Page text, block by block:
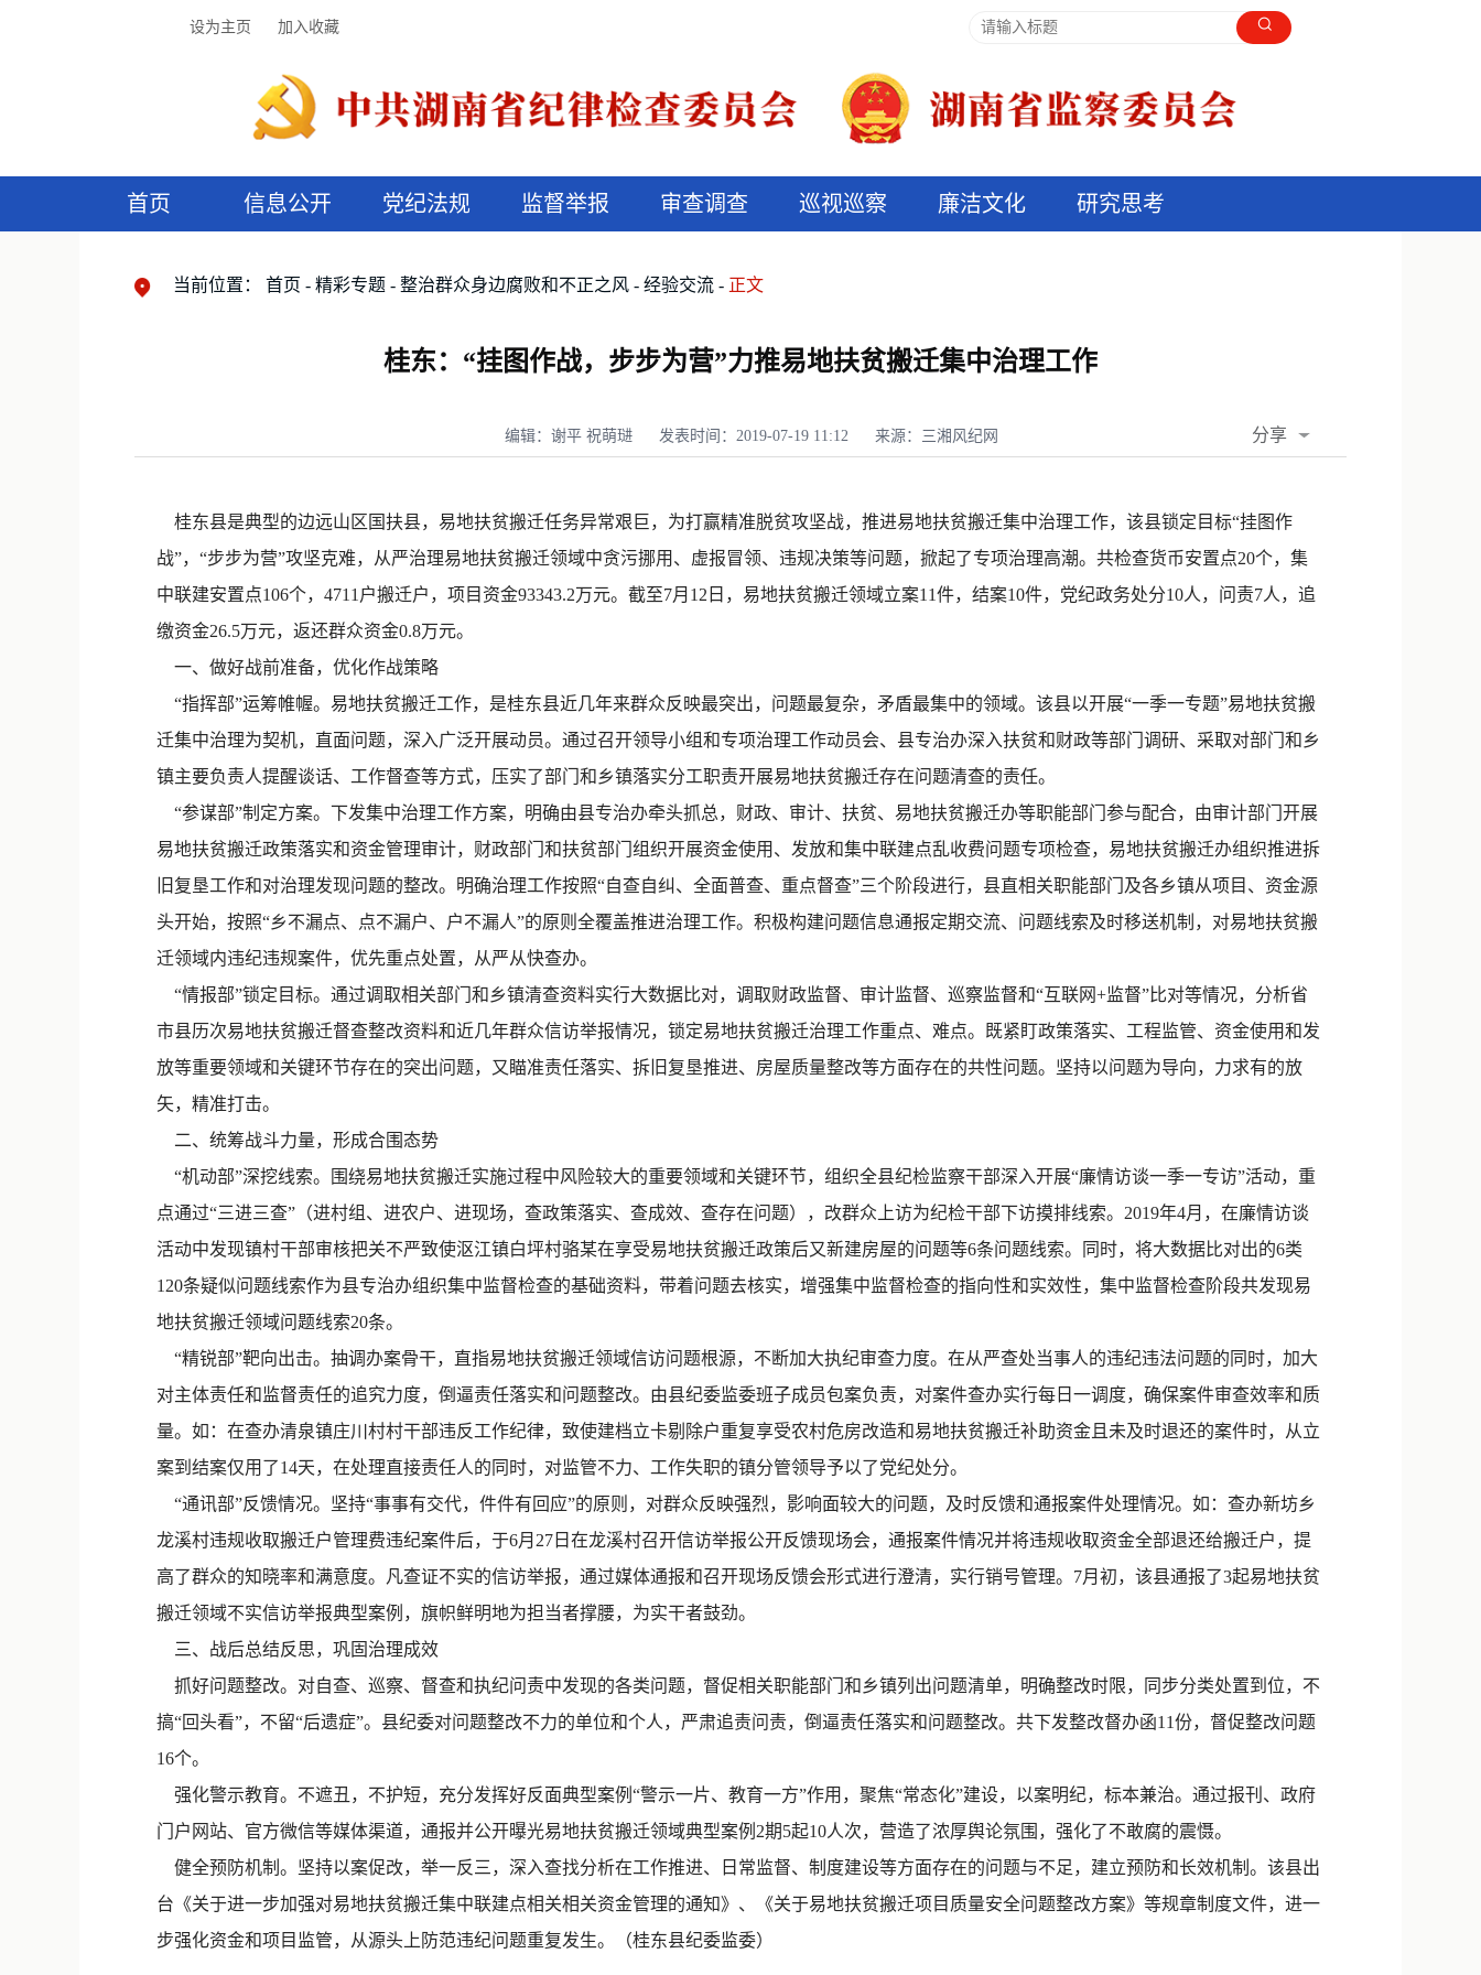
设为主页 加入收藏
首页 信息公开 党纪法规 监督举报 审查调查 巡视巡察 廉洁文化 研究思考
当前位置： 首页 精彩专题 整治群众身边腐败和不正之风 经验交流 正文
桂东：“挂图作战，步步为营”力推易地扶贫搬迁集中治理工作
编辑：谢平 祝萌琎 发表时间：2019-07-19 11:12 来源：三湘风纪网 分享
新浪微博
QQ
微信
桂东县是典型的边远山区国扶县，易地扶贫搬迁任务异常艰巨，为打赢精准脱贫攻坚战，推进易地扶贫搬迁集中治理工作，该县锁定目标“挂图作
战”，“步步为营”攻坚克难，从严治理易地扶贫搬迁领域中贪污挪用、虚报冒领、违规决策等问题，掀起了专项治理高潮。共检查货币安置点20个，集
中联建安置点106个，4711户搬迁户，项目资金93343.2万元。截至7月12日，易地扶贫搬迁领域立案11件，结案10件，党纪政务处分10人，问责7人，追
缴资金26.5万元，返还群众资金0.8万元。
一、做好战前准备，优化作战策略
“指挥部”运筹帷幄。易地扶贫搬迁工作，是桂东县近几年来群众反映最突出，问题最复杂，矛盾最集中的领域。该县以开展“一季一专题”易地扶贫搬
迁集中治理为契机，直面问题，深入广泛开展动员。通过召开领导小组和专项治理工作动员会、县专治办深入扶贫和财政等部门调研、采取对部门和乡
镇主要负责人提醒谈话、工作督查等方式，压实了部门和乡镇落实分工职责开展易地扶贫搬迁存在问题清查的责任。
“参谋部”制定方案。下发集中治理工作方案，明确由县专治办牵头抓总，财政、审计、扶贫、易地扶贫搬迁办等职能部门参与配合，由审计部门开展
易地扶贫搬迁政策落实和资金管理审计，财政部门和扶贫部门组织开展资金使用、发放和集中联建点乱收费问题专项检查，易地扶贫搬迁办组织推进拆
旧复垦工作和对治理发现问题的整改。明确治理工作按照“自查自纠、全面普查、重点督查”三个阶段进行，县直相关职能部门及各乡镇从项目、资金源
头开始，按照“乡不漏点、点不漏户、户不漏人”的原则全覆盖推进治理工作。积极构建问题信息通报定期交流、问题线索及时移送机制，对易地扶贫搬
迁领域内违纪违规案件，优先重点处置，从严从快查办。
“情报部”锁定目标。通过调取相关部门和乡镇清查资料实行大数据比对，调取财政监督、审计监督、巡察监督和“互联网+监督”比对等情况，分析省
市县历次易地扶贫搬迁督查整改资料和近几年群众信访举报情况，锁定易地扶贫搬迁治理工作重点、难点。既紧盯政策落实、工程监管、资金使用和发
放等重要领域和关键环节存在的突出问题，又瞄准责任落实、拆旧复垦推进、房屋质量整改等方面存在的共性问题。坚持以问题为导向，力求有的放
矢，精准打击。
二、统筹战斗力量，形成合围态势
“机动部”深挖线索。围绕易地扶贫搬迁实施过程中风险较大的重要领域和关键环节，组织全县纪检监察干部深入开展“廉情访谈一季一专访”活动，重
点通过“三进三查”（进村组、进农户、进现场，查政策落实、查成效、查存在问题），改群众上访为纪检干部下访摸排线索。2019年4月，在廉情访谈
活动中发现镇村干部审核把关不严致使沤江镇白坪村骆某在享受易地扶贫搬迁政策后又新建房屋的问题等6条问题线索。同时，将大数据比对出的6类
120条疑似问题线索作为县专治办组织集中监督检查的基础资料，带着问题去核实，增强集中监督检查的指向性和实效性，集中监督检查阶段共发现易
地扶贫搬迁领域问题线索20条。
“精锐部”靶向出击。抽调办案骨干，直指易地扶贫搬迁领域信访问题根源，不断加大执纪审查力度。在从严查处当事人的违纪违法问题的同时，加大
对主体责任和监督责任的追究力度，倒逼责任落实和问题整改。由县纪委监委班子成员包案负责，对案件查办实行每日一调度，确保案件审查效率和质
量。如：在查办清泉镇庄川村村干部违反工作纪律，致使建档立卡剔除户重复享受农村危房改造和易地扶贫搬迁补助资金且未及时退还的案件时，从立
案到结案仅用了14天，在处理直接责任人的同时，对监管不力、工作失职的镇分管领导予以了党纪处分。
“通讯部”反馈情况。坚持“事事有交代，件件有回应”的原则，对群众反映强烈，影响面较大的问题，及时反馈和通报案件处理情况。如：查办新坊乡
龙溪村违规收取搬迁户管理费违纪案件后，于6月27日在龙溪村召开信访举报公开反馈现场会，通报案件情况并将违规收取资金全部退还给搬迁户，提
高了群众的知晓率和满意度。凡查证不实的信访举报，通过媒体通报和召开现场反馈会形式进行澄清，实行销号管理。7月初，该县通报了3起易地扶贫
搬迁领域不实信访举报典型案例，旗帜鲜明地为担当者撑腰，为实干者鼓劲。
三、战后总结反思，巩固治理成效
抓好问题整改。对自查、巡察、督查和执纪问责中发现的各类问题，督促相关职能部门和乡镇列出问题清单，明确整改时限，同步分类处置到位，不
搞“回头看”，不留“后遗症”。县纪委对问题整改不力的单位和个人，严肃追责问责，倒逼责任落实和问题整改。共下发整改督办函11份，督促整改问题
16个。
强化警示教育。不遮丑，不护短，充分发挥好反面典型案例“警示一片、教育一方”作用，聚焦“常态化”建设，以案明纪，标本兼治。通过报刊、政府
门户网站、官方微信等媒体渠道，通报并公开曝光易地扶贫搬迁领域典型案例2期5起10人次，营造了浓厚舆论氛围，强化了不敢腐的震慑。
健全预防机制。坚持以案促改，举一反三，深入查找分析在工作推进、日常监督、制度建设等方面存在的问题与不足，建立预防和长效机制。该县出
台《关于进一步加强对易地扶贫搬迁集中联建点相关相关资金管理的通知》、《关于易地扶贫搬迁项目质量安全问题整改方案》等规章制度文件，进一
步强化资金和项目监管，从源头上防范违纪问题重复发生。（桂东县纪委监委）